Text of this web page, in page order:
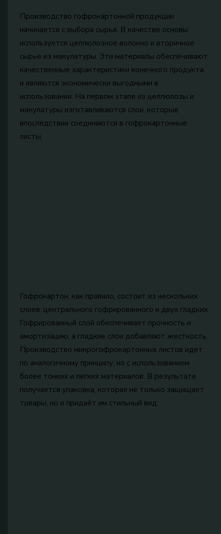
Производство гофрокартонной продукции
начинается с выбора сырья. В качестве основы
используется целлюлозное волокно и вторичное
сырье из макулатуры. Эти материалы обеспечивают
качественные характеристики конечного продукта
и являются экономически выгодными в
использовании. На первом этапе из целлюлозы и
макулатуры изготавливаются слои, которые
впоследствии соединяются в гофрокартонные
листы.
Гофрокартон, как правило, состоит из нескольких
слоев: центрального гофрированного и двух гладких.
Гофрированный слой обеспечивает прочность и
амортизацию, а гладкие слои добавляют жесткость.
Производство микрогофрокартонных листов идет
по аналогичному принципу, но с использованием
более тонких и легких материалов. В результате
получается упаковка, которая не только защищает
товары, но и придаёт им стильный вид.